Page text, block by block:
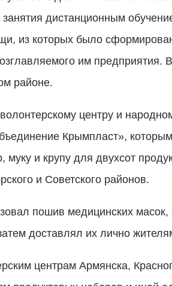
дистанционным
из которых было
им предприятия.
районе.
центру и
Крымпласт»,
муку и крупу для двухсот
и Советского районов.
пошив медицинских масок,
доставлял их лично
центрам Армянска,